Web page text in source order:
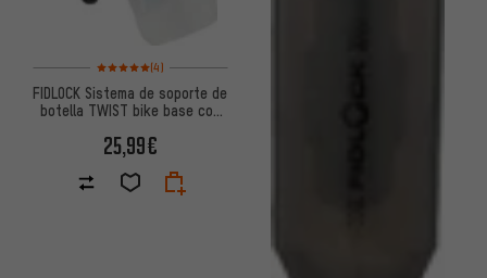
Valoración media: 5 de 5 basada en 4 reseñas
(4)
FIDLOCK Sistema de soporte de
botella TWIST bike base con
25,99€